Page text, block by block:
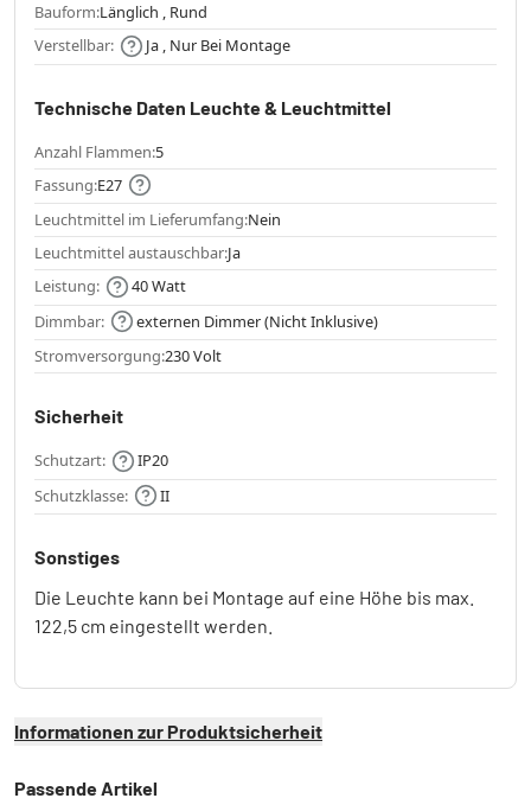
Bauform:Länglich , Rund
Verstellbar:
Ja , Nur Bei Montage
Technische Daten Leuchte & Leuchtmittel
Anzahl Flammen:5
Fassung:E27
Leuchtmittel im Lieferumfang:Nein
Leuchtmittel austauschbar:Ja
Leistung:
40 Watt
Dimmbar:
externen Dimmer (Nicht Inklusive)
Stromversorgung:230 Volt
Sicherheit
Schutzart:
IP20
Schutzklasse:
II
Sonstiges
Die Leuchte kann bei Montage auf eine Höhe bis max.
122,5 cm eingestellt werden.
Informationen zur Produktsicherheit
Passende Artikel